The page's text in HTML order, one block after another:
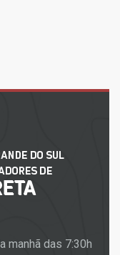
manhã das 7:30h